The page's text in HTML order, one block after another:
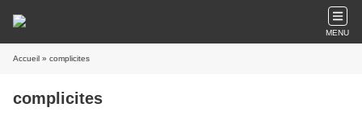
MENU
Accueil » complicites
complicites